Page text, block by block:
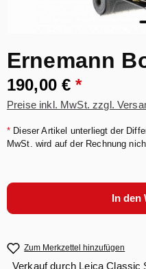
Ernemann
190,00 €*
Preise inkl. MwSt. zzgl.
* Dieser Artikel unterliegt der
MwSt. wird auf der Rechnung
In den
Zum Merkzettel hinzufügen
Verkauf durch Leica Classic